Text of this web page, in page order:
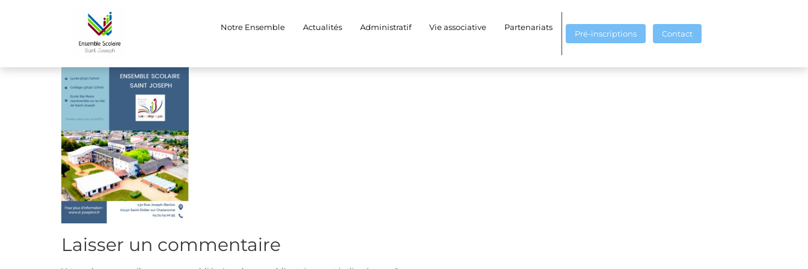
Notre Ensemble Actualités Administratif Vie associative Partenariats
Pré-inscriptions Contact
FotoJet
Laisser un commentaire